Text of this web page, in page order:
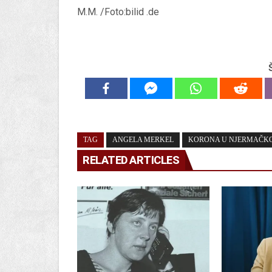
M.M. /Foto:bilid .de
TAG ANGELA MERKEL KORONA U
RELATED ARTICLES